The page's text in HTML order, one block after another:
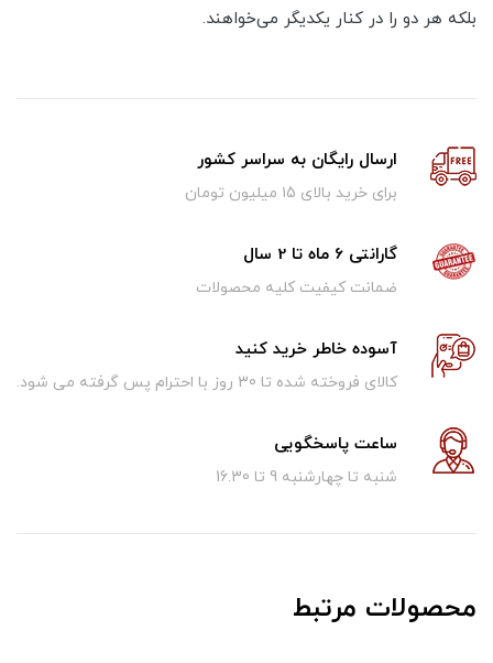
بلکه هر دو را در کنار یکدیگر می‌خواهند.
ارسال رایگان به سراسر کشور
برای خرید بالای ۱5 میلیون تومان
گارانتی 6 ماه تا 2 سال
ضمانت کیفیت کلیه محصولات
آسوده خاطر خرید کنید
کالای فروخته شده تا 30 روز با احترام پس گرفته می شود.
ساعت پاسخگویی
شنبه تا چهارشنبه 9 تا 16.30
محصولات مرتبط